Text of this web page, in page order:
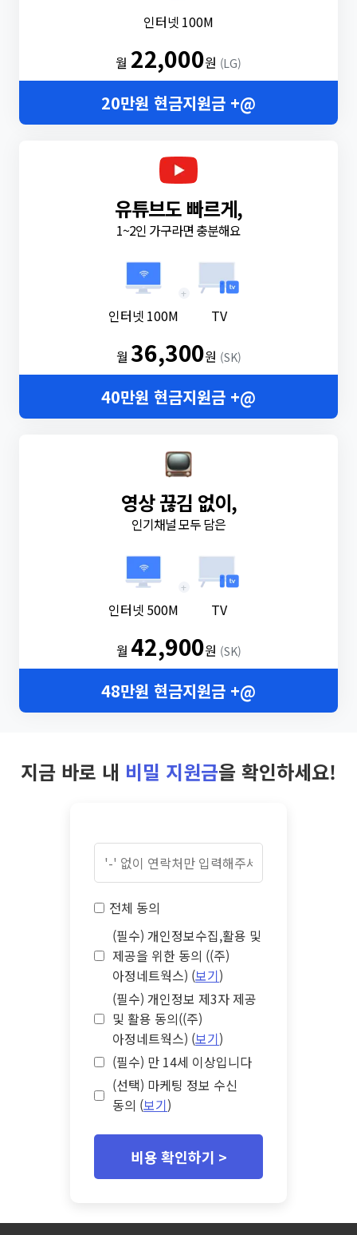
인터넷 100M
월 22,000원 (LG)
20만원 현금지원금 +@
유튜브도 빠르게,
1~2인 가구라면 충분해요
인터넷 100M
+
TV
월36,300원 (SK)
40만원 현금지원금 +@
영상 끊김 없이,
인기채널 모두 담은
인터넷 500M
+
TV
월 42,900원 (SK)
48만원 현금지원금 +@
지금 바로 내 비밀 지원금을 확인하세요!
전체 동의
(필수) 개인정보수집,활용 및
제공을 위한 동의 ((주)
아정네트웍스) (보기)
(필수) 개인정보 제3자 제공
및 활용 동의((주)
아정네트웍스) (보기)
(필수) 만 14세 이상입니다
(선택) 마케팅 정보 수신
동의 (보기)
비용 확인하기 >